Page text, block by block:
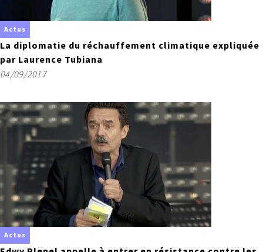
Actus
La diplomatie du réchauffement climatique expliquée
par Laurence Tubiana
04/09/2017
Actus